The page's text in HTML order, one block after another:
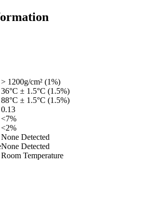
> 1200g/cm² (1%)
36°C ± 1.5°C (1.5%)
88°C ± 1.5°C (1.5%)
0.13
<7%
<2%
None Detected
None Detected
Room Temperature